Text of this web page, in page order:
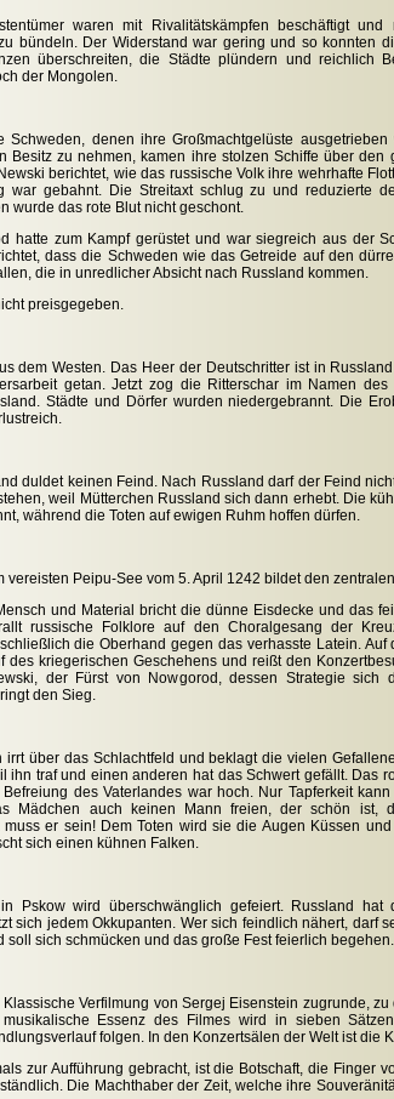
waren mit Rivalitätskämpfen beschäftigt
bündeln. Der Widerstand war gering und so konnten
überschreiten, die Städte plündern und reichlich
der Mongolen.
Schweden, denen ihre Großmachtgelüste
Besitz zu nehmen, kamen ihre stolzen Schiffe über den
berichtet, wie das russische Volk ihre wehrhafte
war gebahnt. Die Streitaxt schlug zu und reduzierte
wurde das rote Blut nicht geschont.
hatte zum Kampf gerüstet und war siegreich aus der
dass die Schweden wie das Getreide auf den
die in unredlicher Absicht nach Russland kommen.
preisgegeben.
dem Westen. Das Heer der Deutschritter ist in
getan. Jetzt zog die Ritterschar im Namen des
Städte und Dörfer wurden niedergebrannt. Die
duldet keinen Feind. Nach Russland darf der Feind
weil Mütterchen Russland sich dann erhebt. Die
während die Toten auf ewigen Ruhm hoffen dürfen.
vereisten Peipu-See vom 5. April 1242 bildet den
und Material bricht die dünne Eisdecke und das
russische Folklore auf den Choralgesang der
die Oberhand gegen das verhasste Latein. Auf
des kriegerischen Geschehens und reißt den
der Fürst von Nowgorod, dessen Strategie sich
den Sieg.
irrt über das Schlachtfeld und beklagt die vielen
ihn traf und einen anderen hat das Schwert gefällt. Das
des Vaterlandes war hoch. Nur Tapferkeit
Mädchen auch keinen Mann freien, der schön ist,
muss er sein! Dem Toten wird sie die Augen Küssen
sich einen kühnen Falken.
Pskow wird überschwänglich gefeiert. Russland hat
sich jedem Okkupanten. Wer sich feindlich nähert, darf
soll sich schmücken und das große Fest feierlich begehen.
Verfilmung von Sergej Eisenstein zugrunde,
Essenz des Filmes wird in sieben
folgen. In den Konzertsälen der Welt ist die
zur Aufführung gebracht, ist die Botschaft, die Finger
Die Machthaber der Zeit, welche ihre